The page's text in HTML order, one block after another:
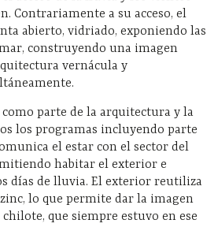
Contrariamente a su acceso, el
abierto, vidriado, exponiendo las
construyendo una imagen
vernácula y
parte de la arquitectura y la
los programas incluyendo parte
el estar con el sector del
habitar el exterior e
días de lluvia. El exterior reutiliza
lo que permite dar la imagen
que siempre estuvo en ese